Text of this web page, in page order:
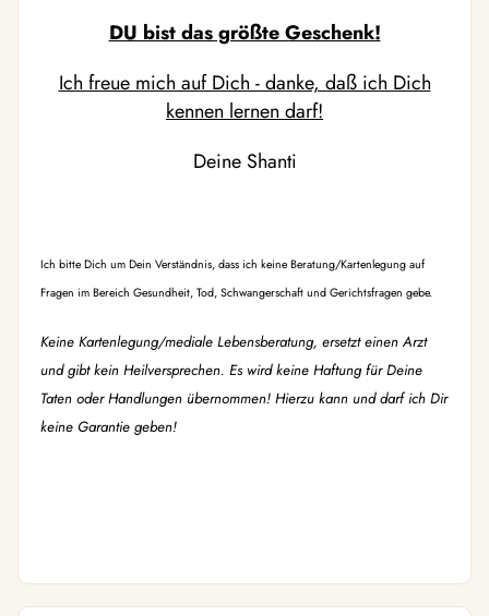
DU bist das größte Geschenk!
Ich freue mich auf Dich - danke, daß ich Dich
kennen lernen darf!
Deine Shanti
Ich bitte Dich um Dein Verständnis, dass ich keine Beratung/Kartenlegung auf
Fragen im Bereich Gesundheit, Tod, Schwangerschaft und Gerichtsfragen gebe.
Keine Kartenlegung/mediale Lebensberatung, ersetzt einen Arzt
und gibt kein Heilversprechen. Es wird keine Haftung für Deine
Taten oder Handlungen übernommen! Hierzu kann und darf ich Dir
keine Garantie geben!